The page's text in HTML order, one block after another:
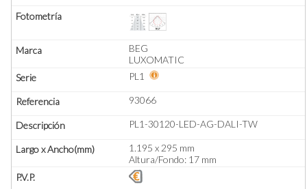
BEG
LUXOMATIC
PL1
93066
PL1-30120-LED-AG-DALI-TW
1.195 x 295 mm
Altura/Fondo: 17 mm